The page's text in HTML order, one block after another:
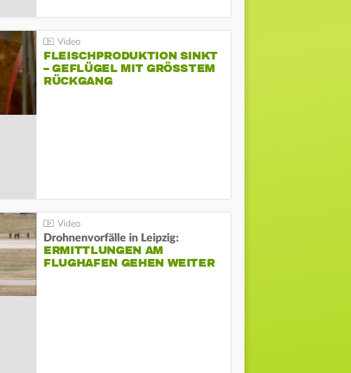
FLEISCHPRODUKTION SINKT
– GEFLÜGEL MIT GRÖSSTEM R
ÜCKGANG
Drohnenvorfälle in Leipzig:
ERMITTLUNGEN AM
FLUGHAFEN GEHEN WEITER